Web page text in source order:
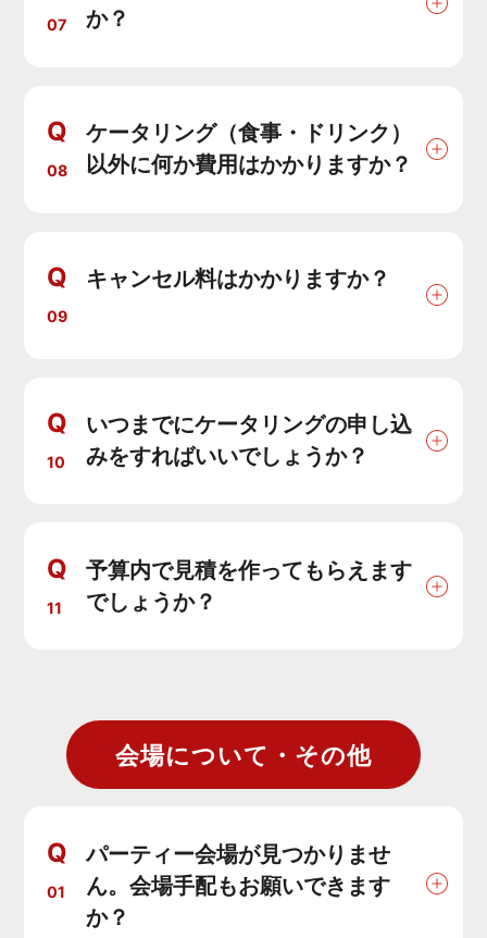
07
か？
Q
08
ケータリング（食事・ドリンク）
以外に何か費用はかかりますか？
Q
09
キャンセル料はかかりますか？
Q
10
いつまでにケータリングの申し込
みをすればいいでしょうか？
Q
11
予算内で見積を作ってもらえます
でしょうか？
会場について・その他
Q
01
パーティー会場が見つかりませ
ん。会場手配もお願いできます
か？